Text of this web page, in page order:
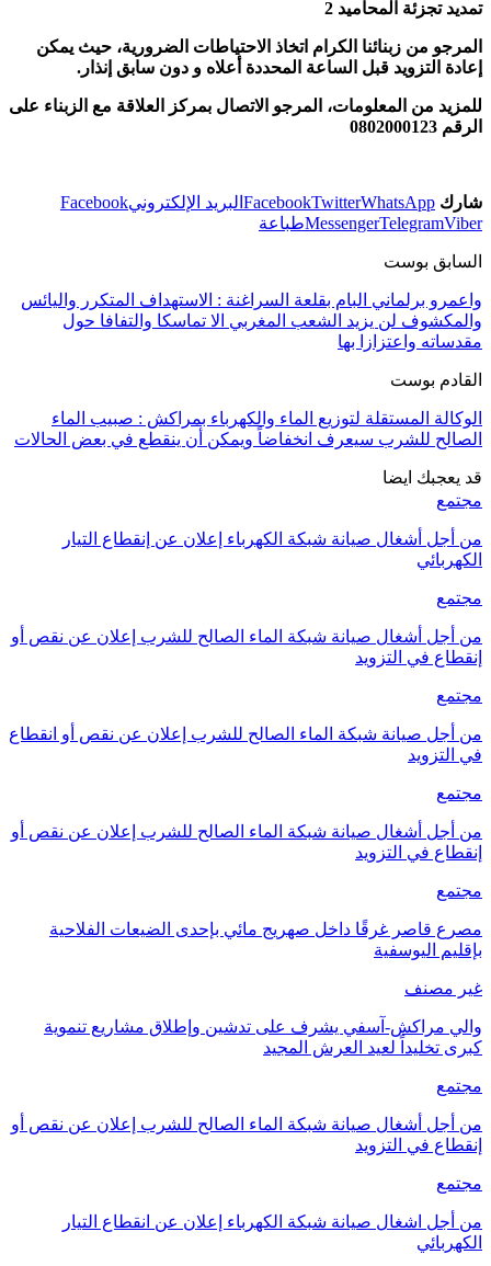
تمديد تجزئة المحاميد 2
المرجو من زبنائنا الكرام اتخاذ الاحتياطات الضرورية، حيث يمكن
إعادة التزويد قبل الساعة المحددة أعلاه و دون سابق إنذار.
للمزيد من المعلومات، المرجو الاتصال بمركز العلاقة مع الزبناء على
الرقم 0802000123
شارك FacebookTwitterWhatsApp البريد الإلكترونيFacebook
MessengerTelegramViber طباعة
السابق بوست
واعمرو برلماني البام بقلعة السراغنة : الاستهداف المتكرر واليائس
والمكشوف لن يزيد الشعب المغربي الا تماسكا والتفافا حول
مقدساته واعتزازا بها
القادم بوست
الوكالة المستقلة لتوزيع الماء والكهرباء بمراكش : صبيب الماء
الصالح للشرب سيعرف انخفاضاً ويمكن أن ينقطع في بعض الحالات
قد يعجبك ايضا
مجتمع
من أجل أشغال صيانة شبكة الكهرباء إعلان عن إنقطاع التيار
الكهربائي
مجتمع
من أجل أشغال صيانة شبكة الماء الصالح للشرب إعلان عن نقص أو
إنقطاع في التزويد
مجتمع
من أجل صيانة شبكة الماء الصالح للشرب إعلان عن نقص أو انقطاع
في التزويد
مجتمع
من أجل أشغال صيانة شبكة الماء الصالح للشرب إعلان عن نقص أو
إنقطاع في التزويد
مجتمع
مصرع قاصر غرقًا داخل صهريج مائي بإحدى الضيعات الفلاحية
بإقليم اليوسفية
غير مصنف
والي مراكش-آسفي يشرف على تدشين وإطلاق مشاريع تنموية
كبرى تخليداً لعيد العرش المجيد
مجتمع
من أجل أشغال صيانة شبكة الماء الصالح للشرب إعلان عن نقص أو
إنقطاع في التزويد
مجتمع
من أجل اشغال صيانة شبكة الكهرباء إعلان عن انقطاع التيار
الكهربائي